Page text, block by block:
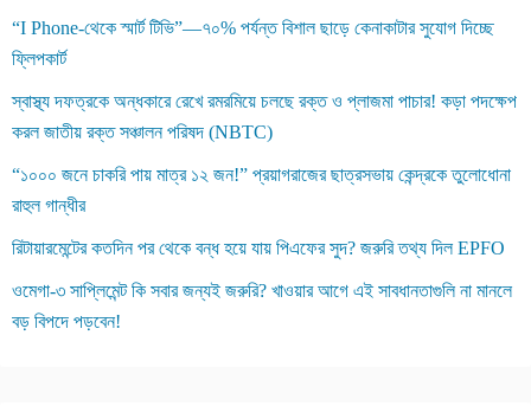
“I Phone-থেকে স্মার্ট টিভি”—৭০% পর্যন্ত বিশাল ছাড়ে কেনাকাটার সুযোগ দিচ্ছে
ফ্লিপকার্ট
স্বাস্থ্য দফত্রকে অন্ধকারে রেখে রমরমিয়ে চলছে রক্ত ও প্লাজমা পাচার! কড়া পদক্ষেপ
করল জাতীয় রক্ত সঞ্চালন পরিষদ (NBTC)
“১০০০ জনে চাকরি পায় মাত্র ১২ জন!” প্রয়াগরাজের ছাত্রসভায় কেন্দ্রকে তুলোধোনা
রাহুল গান্ধীর
রিটায়ারমেন্টের কতদিন পর থেকে বন্ধ হয়ে যায় পিএফের সুদ? জরুরি তথ্য দিল EPFO
ওমেগা-৩ সাপ্লিমেন্ট কি সবার জন্যই জরুরি? খাওয়ার আগে এই সাবধানতাগুলি না মানলে
বড় বিপদে পড়বেন!